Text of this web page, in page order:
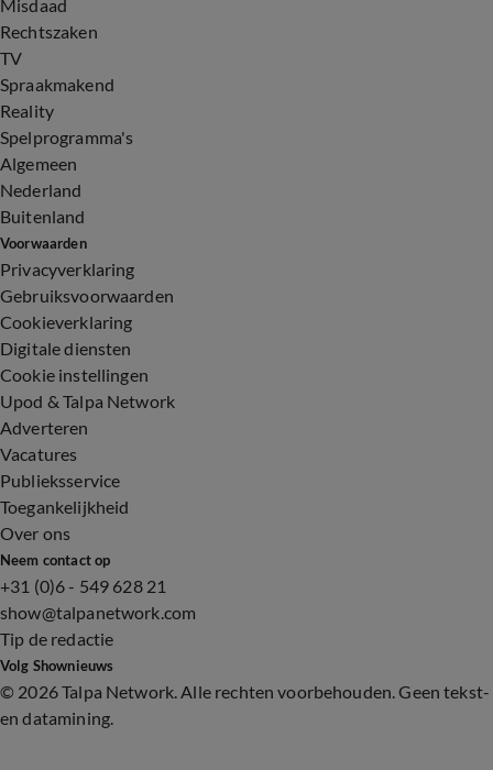
Misdaad
Rechtszaken
TV
Spraakmakend
Reality
Spelprogramma's
Algemeen
Nederland
Buitenland
Voorwaarden
Privacyverklaring
Gebruiksvoorwaarden
Cookieverklaring
Digitale diensten
Cookie instellingen
Upod & Talpa Network
Adverteren
Vacatures
Publieksservice
Toegankelijkheid
Over ons
Neem contact op
+31 (0)6 - 549 628 21
show@talpanetwork.com
Tip de redactie
Volg Shownieuws
© 2026 Talpa Network. Alle rechten voorbehouden. Geen tekst-
en datamining.